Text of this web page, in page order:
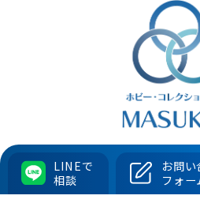
ますけ
〒194-0032 東京都町
LINEで
相談
お問い
フォー